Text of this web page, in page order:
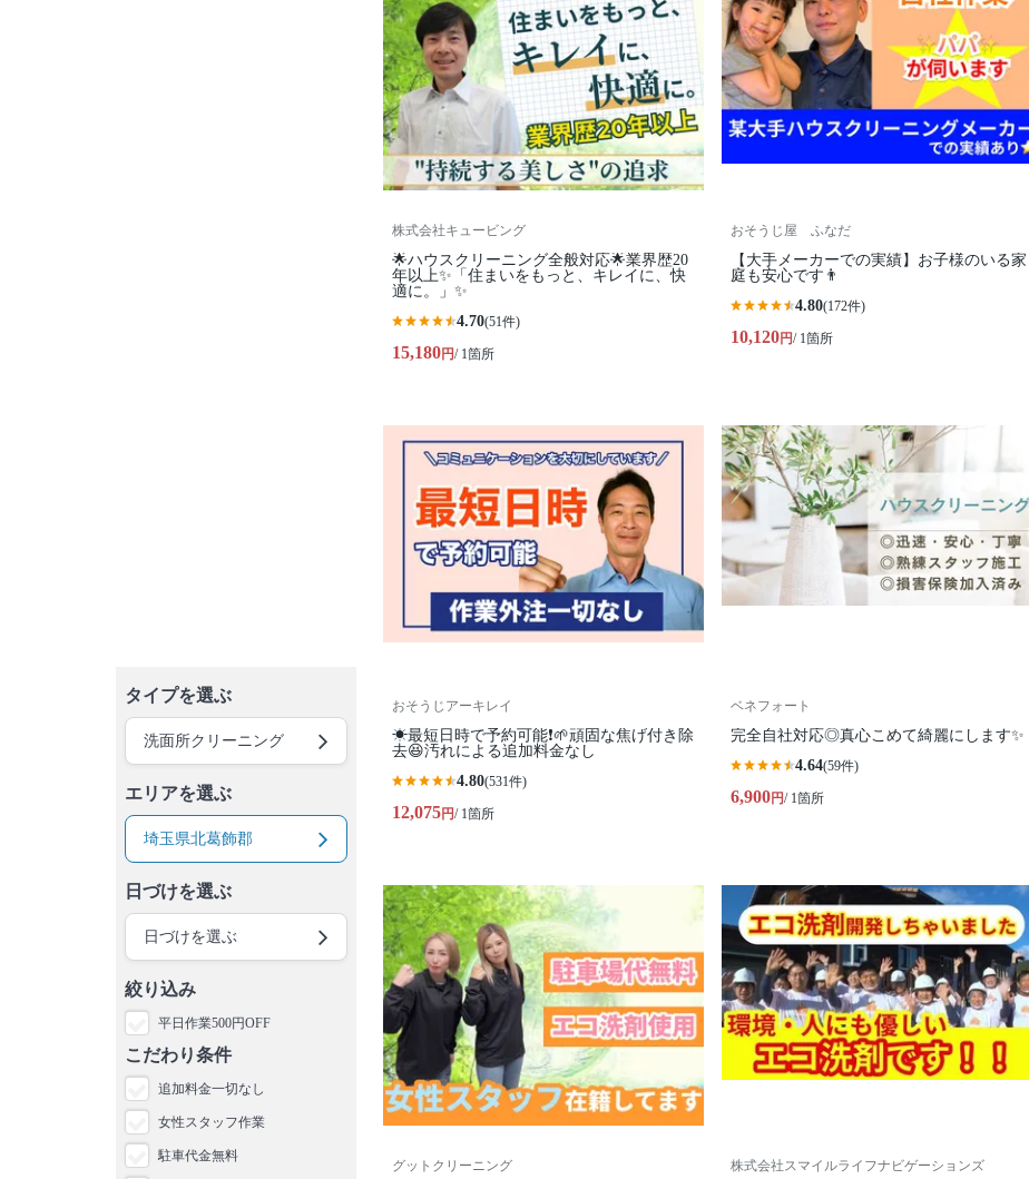
タイプを選ぶ
洗面所クリーニング
エリアを選ぶ
埼玉県北葛飾郡
日づけを選ぶ
日づけを選ぶ
絞り込み
平日作業500円OFF
こだわり条件
追加料金一切なし
女性スタッフ作業
駐車代金無料
株式会社キュービング
🌟ハウスクリーニング全般対応🌟業界歴20
年以上✨「住まいをもっと、キレイに、快
適に。」✨
4.70(51件)
15,180円/ 1箇所
おそうじ屋 ふなだ
【大手メーカーでの実績】お子様のいる家
庭も安心です👨
4.80(172件)
10,120円/ 1箇所
おそうじアーキレイ
☀最短日時で予約可能❗🌱頑固な焦げ付き除
去😆汚れによる追加料金なし
4.80(531件)
12,075円/ 1箇所
ベネフォート
完全自社対応◎真心こめて綺麗にします✨
4.64(59件)
6,900円/ 1箇所
グットクリーニング 株式会社スマイルライフナビゲーションズ